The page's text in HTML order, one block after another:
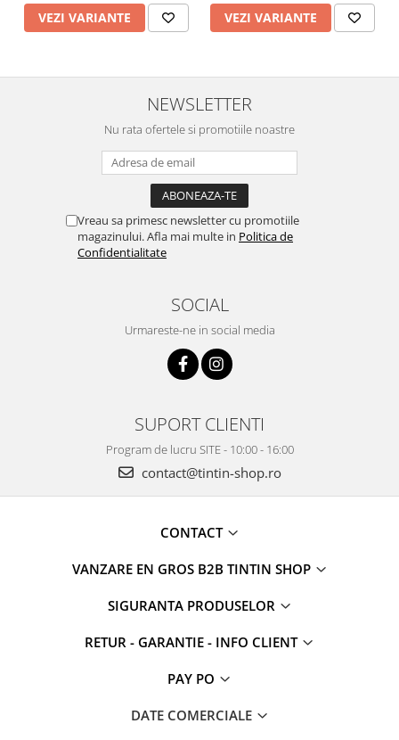
VEZI VARIANTE VEZI VARIANTE
NEWSLETTER
Nu rata ofertele si promotiile noastre
Vreau sa primesc newsletter cu promotiile
magazinului. Afla mai multe in Politica de
Confidentialitate
SOCIAL
Urmareste-ne in social media
SUPORT CLIENTI
Program de lucru SITE - 10:00 - 16:00
contact@tintin-shop.ro
CONTACT
VANZARE EN GROS B2B TINTIN SHOP
SIGURANTA PRODUSELOR
RETUR - GARANTIE - INFO CLIENT
PAY PO
DATE COMERCIALE